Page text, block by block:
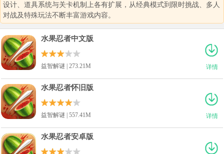
设计、道具系统与关卡机制上各有扩展，从经典模式到限时挑战、多人
对战及特殊玩法不断丰富游戏内容。
详情
水果忍者中文版
益智解谜 | 273.21M
详情
水果忍者怀旧版
益智解谜 | 557.41M
水果忍者安卓版